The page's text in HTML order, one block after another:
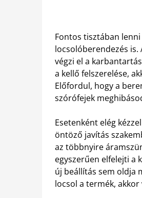
Fontos tisztában
locsolóberendezés is.
végzi el a
a kellő felszerelése,
Előfordul, hogy a
szórófejek
Esetenként elég
öntöző javítás
az többnyire
egyszerűen elfelejti a
új beállítás sem oldja
locsol a termék,